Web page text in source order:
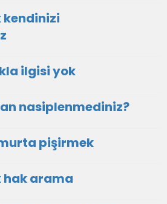
kendinizi
ilgisi yok
nasiplenmediniz?
pişirmek
hak arama